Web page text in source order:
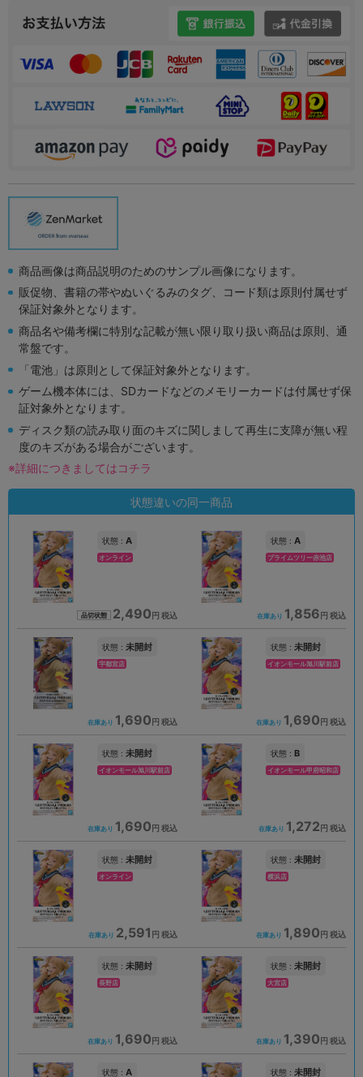
商品画像は商品説明のためのサンプル画像になります。
販促物、書籍の帯やぬいぐるみのタグ、コード類は原則付属せず
保証対象外となります。
商品名や備考欄に特別な記載が無い限り取り扱い商品は原則、通
常盤です。
「電池」は原則として保証対象外となります。
ゲーム機本体には、SDカードなどのメモリーカードは付属せず保
証対象外となります。
ディスク類の読み取り面のキズに関しまして再生に支障が無い程
度のキズがある場合がございます。
※詳細につきましてはコチラ
状態違いの同一商品
状態 : A
オンライン
品切状態 2,490 円 税込
状態 : A
プライムツリー赤池店
在庫あり 1,856 円 税込
状態 : 未開封
宇都宮店
在庫あり 1,690 円 税込
状態 : 未開封
イオンモール旭川駅前店
在庫あり 1,690 円 税込
状態 : 未開封
イオンモール旭川駅前店
在庫あり 1,690 円 税込
状態 : B
イオンモール甲府昭和店
在庫あり 1,272 円 税込
状態 : 未開封
オンライン
在庫あり 2,591 円 税込
状態 : 未開封
横浜店
在庫あり 1,890 円 税込
状態 : 未開封
長野店
在庫あり 1,690 円 税込
状態 : 未開封
大宮店
在庫あり 1,390 円 税込
状態 : A 状態 : 未開封